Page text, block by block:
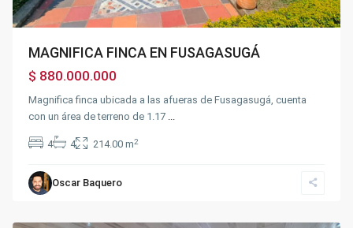
MAGNIFICA FINCA EN FUSAGASUGÁ
$ 880.000.000
Magnifica finca ubicada a las afueras de Fusagasugá, cuenta
con un área de terreno de 1.17 ...
4 4 214.00 m2
Oscar Baquero